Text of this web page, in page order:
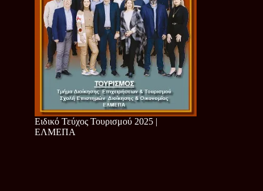
Ειδικό Τεύχος Τουρισμού 2025 |
ΕΛΜΕΠΑ